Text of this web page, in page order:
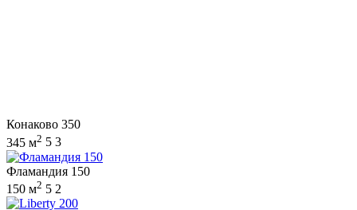
Конаково 350
345 м2 5 3
Фламандия 150
150 м2 5 2